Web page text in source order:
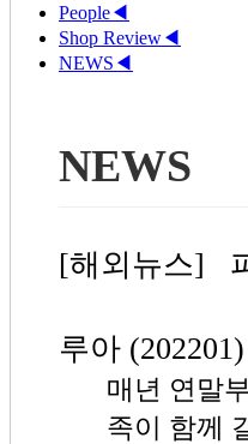
People◀
Shop Review◀
NEWS ◀
NEWS
[해외뉴스]
루아 (202201)
매년 연말
족이 함께